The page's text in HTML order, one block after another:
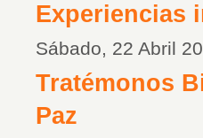
Experiencias
Sábado, 22 Abril
Tratémonos
Paz